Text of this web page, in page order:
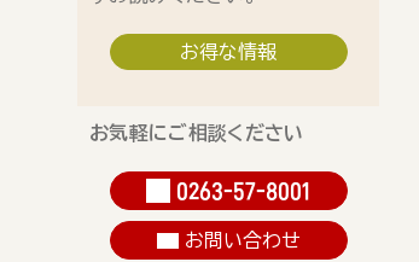
お得な情報
お気軽にご相談ください
0263-57-8001
お問い合わせ